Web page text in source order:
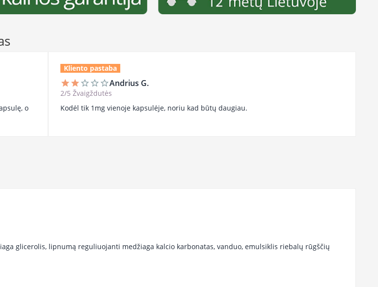
o
Kliento pastaba
star star star_border star_border star_borderAndrius G.
2/5 Žvaigždutės
Kodėl tik 1mg vienoje kapsulėje, noriu kad būtų daugiau.
glicerolis, lipnumą reguliuojanti medžiaga kalcio karbonatas, vanduo, emulsiklis riebalų rūgščių